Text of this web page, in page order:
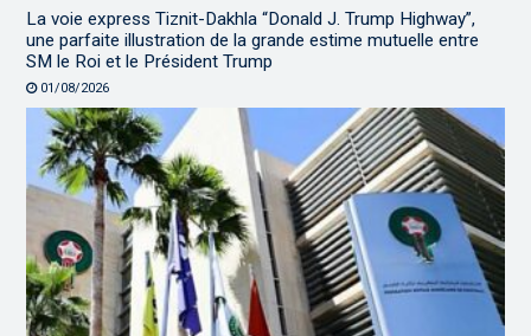
La voie express Tiznit-Dakhla “Donald J. Trump Highway”,
une parfaite illustration de la grande estime mutuelle entre
SM le Roi et le Président Trump
01/08/2026